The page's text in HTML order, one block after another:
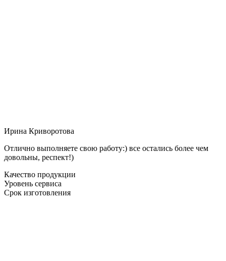
Ирина Криворотова
Отлично выполняете свою работу:) все остались более чем
довольны, респект!)
Качество продукции
Уровень сервиса
Срок изготовления